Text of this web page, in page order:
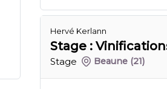
Hervé Kerlann
Stage :
Stage Beaune (21)